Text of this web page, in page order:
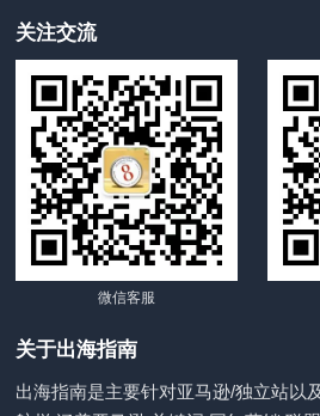
关注交流
微信客服
关于出海指南
出海指南是主要针对亚马逊/独立站以